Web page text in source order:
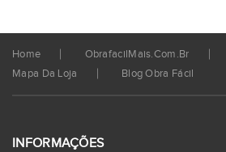
Home ObrafacilMais.com.br
Mapa Da Loja
Blog Obra Fácil
INFORMAÇÕES